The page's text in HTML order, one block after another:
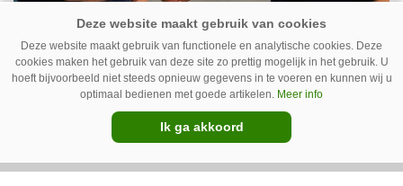
07-08-2026
Peterse Mechanisatie neemt
Pommeq over
Deze website maakt gebruik van functionele en analytische cookies. Deze
cookies maken het gebruik van deze site zo prettig mogelijk in het gebruik. U
hoeft bijvoorbeeld niet steeds opnieuw gegevens in te voeren en kunnen wij u
optimaal bedienen met goede artikelen. Meer info
Ik ga akkoord